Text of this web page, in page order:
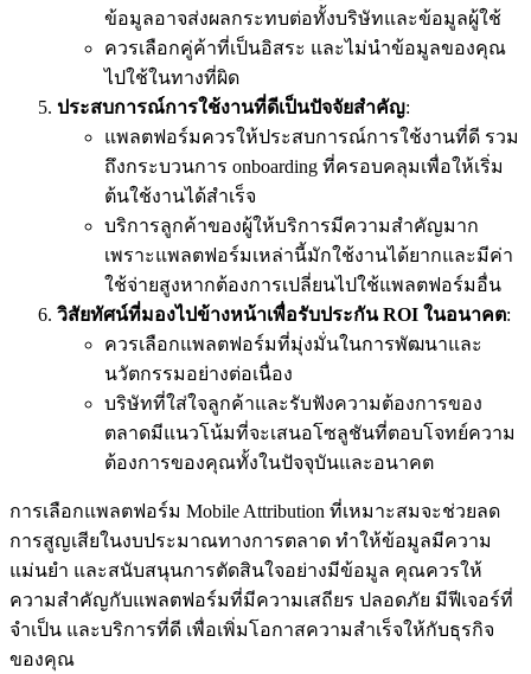
ข้อมูลอาจส่งผลกระทบต่อทั้งบริษัทและข้อมูลผู้ใช้
ควรเลือกคู่ค้าที่เป็นอิสระ และไม่นำข้อมูลของคุณ
ไปใช้ในทางที่ผิด
ประสบการณ์การใช้งานที่ดีเป็นปัจจัยสำคัญ:
แพลตฟอร์มควรให้ประสบการณ์การใช้งานที่ดี รวม
ถึงกระบวนการ onboarding ที่ครอบคลุมเพื่อให้เริ่ม
ต้นใช้งานได้สำเร็จ
บริการลูกค้าของผู้ให้บริการมีความสำคัญมาก
เพราะแพลตฟอร์มเหล่านี้มักใช้งานได้ยากและมีค่า
ใช้จ่ายสูงหากต้องการเปลี่ยนไปใช้แพลตฟอร์มอื่น
วิสัยทัศน์ที่มองไปข้างหน้าเพื่อรับประกัน ROI ในอนาคต:
ควรเลือกแพลตฟอร์มที่มุ่งมั่นในการพัฒนาและ
นวัตกรรมอย่างต่อเนื่อง
บริษัทที่ใส่ใจลูกค้าและรับฟังความต้องการของ
ตลาดมีแนวโน้มที่จะเสนอโซลูชันที่ตอบโจทย์ความ
ต้องการของคุณทั้งในปัจจุบันและอนาคต
การเลือกแพลตฟอร์ม Mobile Attribution ที่เหมาะสมจะช่วยลด
การสูญเสียในงบประมาณทางการตลาด ทำให้ข้อมูลมีความ
แม่นยำ และสนับสนุนการตัดสินใจอย่างมีข้อมูล คุณควรให้
ความสำคัญกับแพลตฟอร์มที่มีความเสถียร ปลอดภัย มีฟีเจอร์ที่
จำเป็น และบริการที่ดี เพื่อเพิ่มโอกาสความสำเร็จให้กับธุรกิจ
ของคุณ